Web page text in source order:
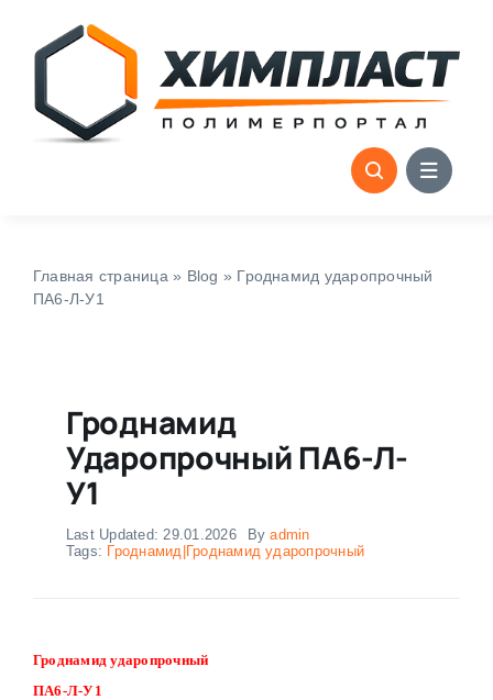
content
Главная страница » Blog » Гроднамид ударопрочный
ПА6-Л-У1
Гроднамид
Ударопрочный ПА6-Л-
У1
Last Updated: 29.01.2026 Byadmin
Tags: Гроднамид|Гроднамид ударопрочный
Гроднамид ударопрочный
ПА6-Л-У1